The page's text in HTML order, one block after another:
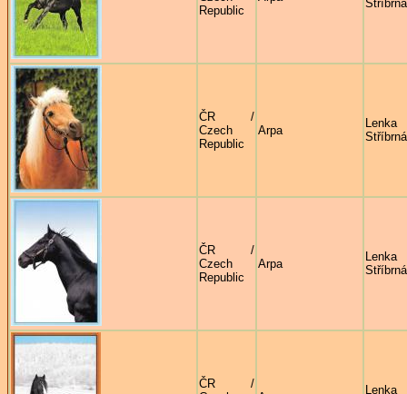
Republic
Stříbrná
ČR /
Czech
Republic
Arpa
Lenka
Stříbrná
ČR /
Czech
Republic
Arpa
Lenka
Stříbrná
ČR /
Lenka